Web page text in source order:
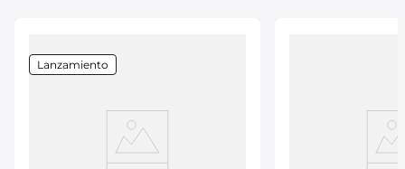
Lanzamiento